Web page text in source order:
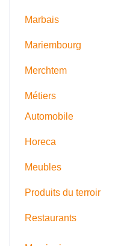
Marbais
Mariembourg
Merchtem
Métiers
Automobile
Horeca
Meubles
Produits du terroir
Restaurants